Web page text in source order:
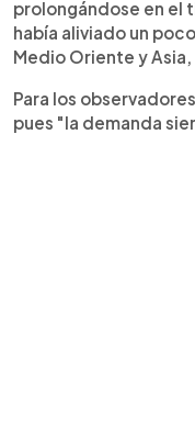
prolongándose en el
había aliviado un
Medio Oriente y
Para los
pues "la demanda